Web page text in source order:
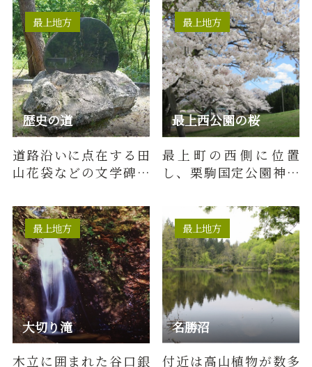
いにこたえ…
ーをご…
歴史の道
最上地方
道路沿いに点在する田
山花袋などの文学碑巡
最上西公園の桜
最上地方
最上町の西側に位置
し、栗駒国定公園神室
できる高台にある最上
西公園総合…
大切り滝
最上地方
木立に囲まれた谷口銀
名勝沼
最上地方
付近は高山植物が数多